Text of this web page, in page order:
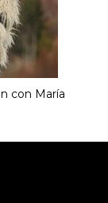
con María